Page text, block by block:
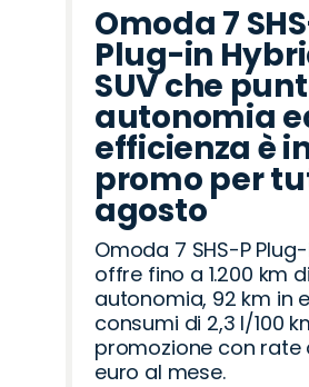
Omoda 7
Plug-in
SUV che
autonomia
efficienza è
promo per
agosto
Omoda 7 SHS-P
offre fino a 1.200 km di
autonomia, 92 km in
consumi di 2,3 l/100
promozione con rate
euro al mese.